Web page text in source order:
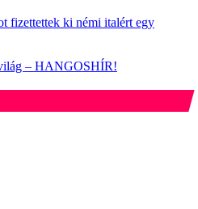
fizettettek ki némi italért egy
– HANGOSHÍR!